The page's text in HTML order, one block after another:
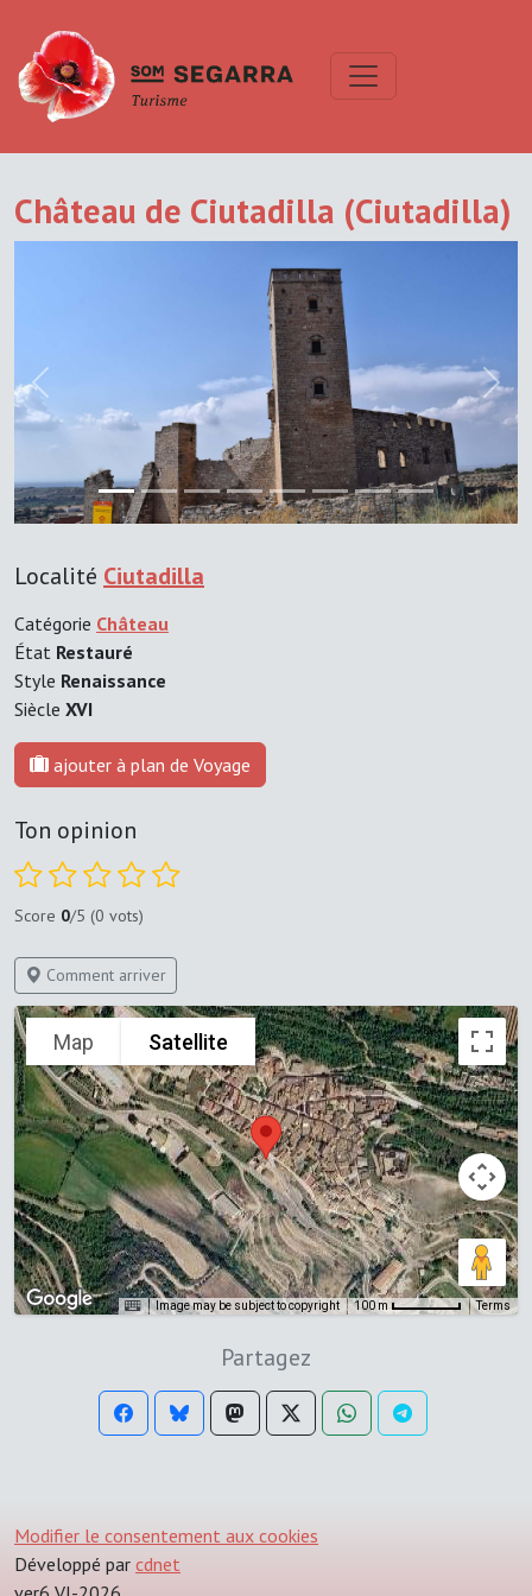
Château de Ciutadilla (Ciutadilla)
Previous Next
Localité Ciutadilla
Catégorie Château
État Restauré
Style Renaissance
Siècle XVI
ajouter à plan de Voyage
Ton opinion
Score 0/5 (0 vots)
Comment arriver
Map Satellite
Image may be subject to copyright 100 m Terms
Partagez
Modifier le consentement aux cookies
Développé par cdnet